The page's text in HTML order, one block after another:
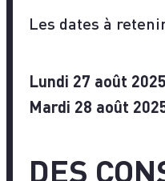
Les dates à
Lundi 27 août 2025
Mardi 28 août
DES